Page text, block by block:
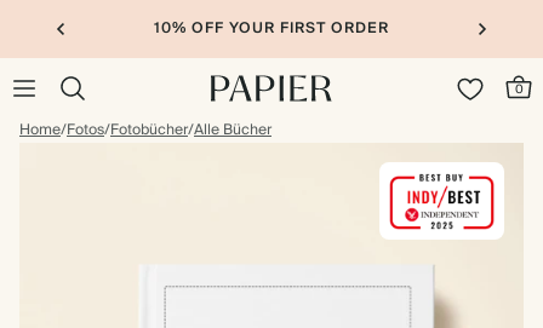
10% OFF YOUR FIRST ORDER
0
Home/Fotos/Fotobücher/Alle Bücher